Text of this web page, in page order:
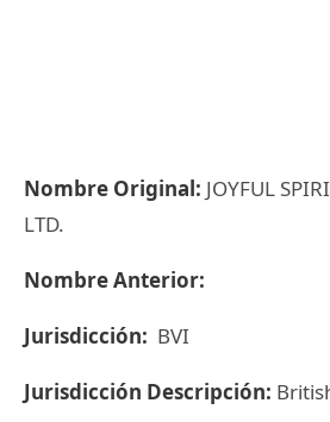
Nombre Original: JOYFUL
LTD.
Nombre Anterior:
Jurisdicción: BVI
Jurisdicción Descripción: